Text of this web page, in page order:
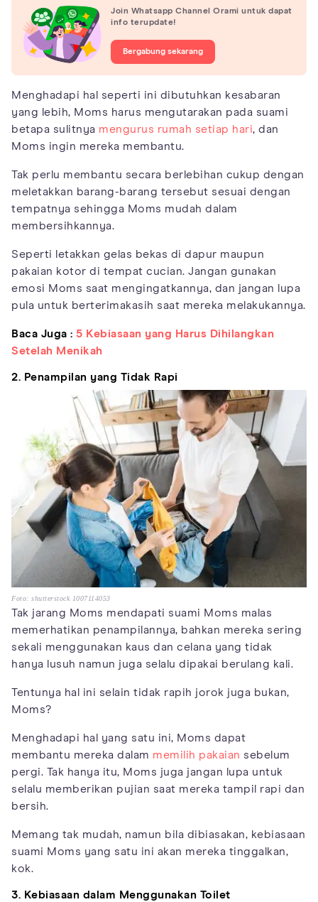
Join Whatsapp Channel Orami untuk dapat
info terupdate!
Bergabung sekarang
Menghadapi hal seperti ini dibutuhkan kesabaran
yang lebih, Moms harus mengutarakan pada suami
betapa sulitnya mengurus rumah setiap hari, dan
Moms ingin mereka membantu.
Tak perlu membantu secara berlebihan cukup dengan
meletakkan barang-barang tersebut sesuai dengan
tempatnya sehingga Moms mudah dalam
membersihkannya.
Seperti letakkan gelas bekas di dapur maupun
pakaian kotor di tempat cucian. Jangan gunakan
emosi Moms saat mengingatkannya, dan jangan lupa
pula untuk berterimakasih saat mereka melakukannya.
Baca Juga : 5 Kebiasaan yang Harus Dihilangkan
Setelah Menikah
2. Penampilan yang Tidak Rapi
Foto: shutterstock 1007114053
Tak jarang Moms mendapati suami Moms malas
memerhatikan penampilannya, bahkan mereka sering
sekali menggunakan kaus dan celana yang tidak
hanya lusuh namun juga selalu dipakai berulang kali.
Tentunya hal ini selain tidak rapih jorok juga bukan,
Moms?
Menghadapi hal yang satu ini, Moms dapat
membantu mereka dalam memilih pakaian sebelum
pergi. Tak hanya itu, Moms juga jangan lupa untuk
selalu memberikan pujian saat mereka tampil rapi dan
bersih.
Memang tak mudah, namun bila dibiasakan, kebiasaan
suami Moms yang satu ini akan mereka tinggalkan,
kok.
3. Kebiasaan dalam Menggunakan Toilet